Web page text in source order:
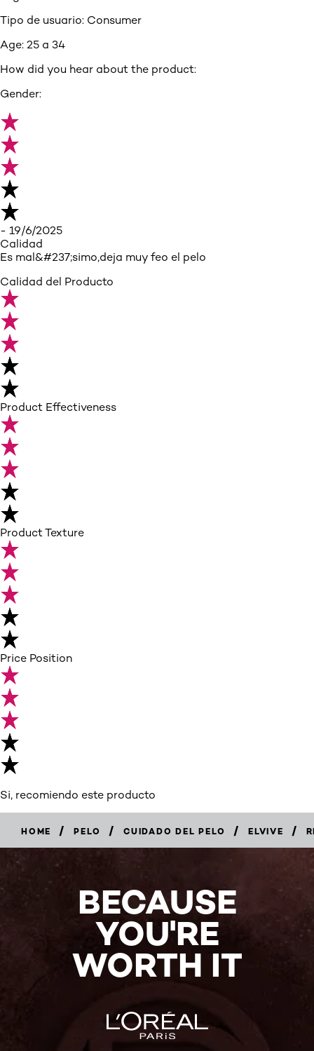
Tipo de usuario: Consumer
Age: 25 a 34
How did you hear about the product:
Gender:
- 19/6/2025
Calidad
Es mal&#237;simo,deja muy feo el pelo
Calidad del Producto
Product Effectiveness
Product Texture
Price Position
Si, recomiendo este producto
HOME / PELO / CUIDADO DEL PELO / ELVIVE /
BECAUSE
YOU'RE
WORTH IT